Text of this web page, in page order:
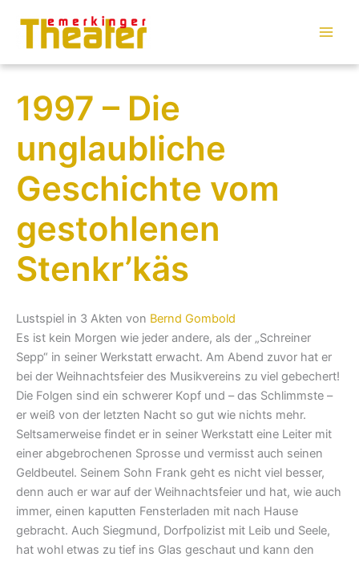
Inhalt
springen
1997 – Die
unglaubliche
Geschichte vom
gestohlenen
Stenkr’käs
Lustspiel in 3 Akten von Bernd Gombold
Es ist kein Morgen wie jeder andere, als der „Schreiner
Sepp“ in seiner Werkstatt erwacht. Am Abend zuvor hat er
bei der Weihnachtsfeier des Musikvereins zu viel gebechert!
Die Folgen sind ein schwerer Kopf und – das Schlimmste –
er weiß von der letzten Nacht so gut wie nichts mehr.
Seltsamerweise findet er in seiner Werkstatt eine Leiter mit
einer abgebrochenen Sprosse und vermisst auch seinen
Geldbeutel. Seinem Sohn Frank geht es nicht viel besser,
denn auch er war auf der Weihnachtsfeier und hat, wie auch
immer, einen kaputten Fensterladen mit nach Hause
gebracht. Auch Siegmund, Dorfpolizist mit Leib und Seele,
hat wohl etwas zu tief ins Glas geschaut und kann den